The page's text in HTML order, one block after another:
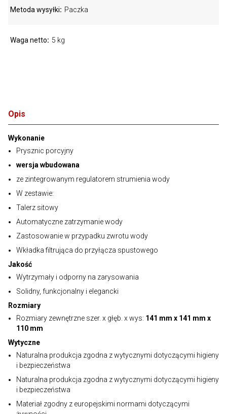
Opis
Wykonanie
Prysznic porcyjny
wersja wbudowana
ze zintegrowanym regulatorem strumienia wody
W zestawie:
Talerz sitowy
Automatyczne zatrzymanie wody
Zastosowanie w przypadku zwrotu wody
Wkładka filtrująca do przyłącza spustowego
Jakość
Wytrzymały i odporny na zarysowania
Solidny, funkcjonalny i elegancki
Rozmiary
Rozmiary zewnętrzne szer. x głęb. x wys: 141 mm x 141 mm x
110 mm
Wytyczne
Naturalna produkcja zgodna z wytycznymi dotyczącymi higieny
i bezpieczeństwa
Naturalna produkcja zgodna z wytycznymi dotyczącymi higieny
i bezpieczeństwa
Materiał zgodny z europejskimi normami dotyczącymi
Metoda wysyłki Paczka
Waga netto 5 kg